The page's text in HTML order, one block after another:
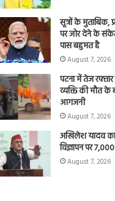
सूत्रों के मुताबिक,
पर जोर देने के
पास बहुमत है
August 7, 2026
पटना में तेज
व्यक्ति की मौत के
आगजनी
August 7, 2026
अखिलेश यादव का
विज्ञापन पर
August 7, 2026